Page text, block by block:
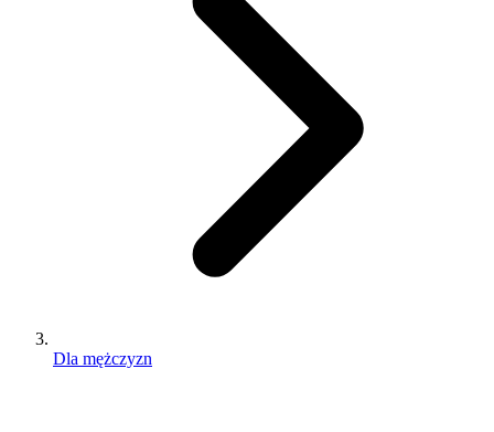
Dla mężczyzn